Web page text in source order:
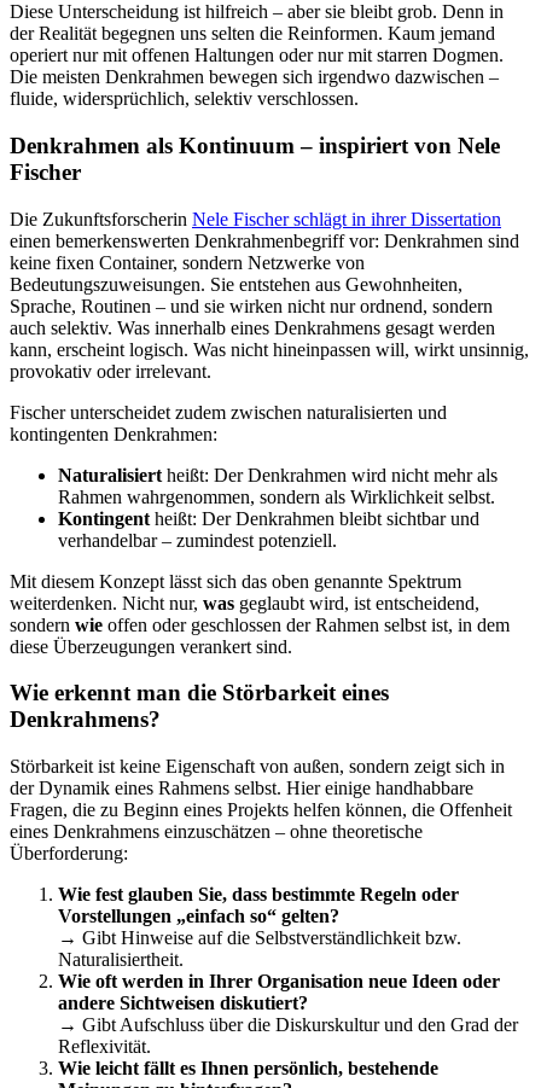
Diese Unterscheidung ist hilfreich – aber sie bleibt grob. Denn in
der Realität begegnen uns selten die Reinformen. Kaum jemand
operiert nur mit offenen Haltungen oder nur mit starren Dogmen.
Die meisten Denkrahmen bewegen sich irgendwo dazwischen –
fluide, widersprüchlich, selektiv verschlossen.
Denkrahmen als Kontinuum – inspiriert von Nele
Fischer
Die Zukunftsforscherin Nele Fischer schlägt in ihrer Dissertation
einen bemerkenswerten Denkrahmenbegriff vor: Denkrahmen sind
keine fixen Container, sondern Netzwerke von
Bedeutungszuweisungen. Sie entstehen aus Gewohnheiten,
Sprache, Routinen – und sie wirken nicht nur ordnend, sondern
auch selektiv. Was innerhalb eines Denkrahmens gesagt werden
kann, erscheint logisch. Was nicht hineinpassen will, wirkt unsinnig,
provokativ oder irrelevant.
Fischer unterscheidet zudem zwischen naturalisierten und
kontingenten Denkrahmen:
Naturalisiert heißt: Der Denkrahmen wird nicht mehr als
Rahmen wahrgenommen, sondern als Wirklichkeit selbst.
Kontingent heißt: Der Denkrahmen bleibt sichtbar und
verhandelbar – zumindest potenziell.
Mit diesem Konzept lässt sich das oben genannte Spektrum
weiterdenken. Nicht nur, was geglaubt wird, ist entscheidend,
sondern wie offen oder geschlossen der Rahmen selbst ist, in dem
diese Überzeugungen verankert sind.
Wie erkennt man die Störbarkeit eines
Denkrahmens?
Störbarkeit ist keine Eigenschaft von außen, sondern zeigt sich in
der Dynamik eines Rahmens selbst. Hier einige handhabbare
Fragen, die zu Beginn eines Projekts helfen können, die Offenheit
eines Denkrahmens einzuschätzen – ohne theoretische
Überforderung:
Wie fest glauben Sie, dass bestimmte Regeln oder
Vorstellungen „einfach so“ gelten?
→ Gibt Hinweise auf die Selbstverständlichkeit bzw.
Naturalisiertheit.
Wie oft werden in Ihrer Organisation neue Ideen oder
andere Sichtweisen diskutiert?
→ Gibt Aufschluss über die Diskurskultur und den Grad der
Reflexivität.
Wie leicht fällt es Ihnen persönlich, bestehende